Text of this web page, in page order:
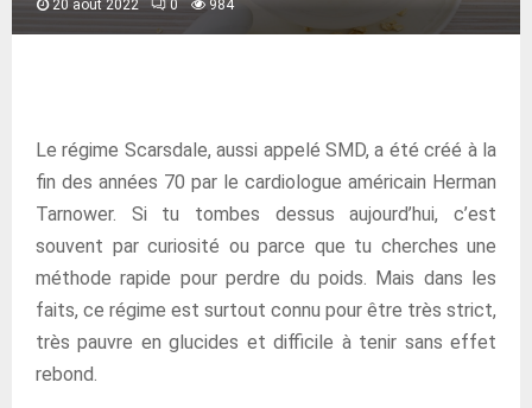
20 août 2022 0 984
Le régime Scarsdale, aussi appelé SMD, a été créé à la
fin des années 70 par le cardiologue américain Herman
Tarnower. Si tu tombes dessus aujourd’hui, c’est
souvent par curiosité ou parce que tu cherches une
méthode rapide pour perdre du poids. Mais dans les
faits, ce régime est surtout connu pour être très strict,
très pauvre en glucides et difficile à tenir sans effet
rebond.